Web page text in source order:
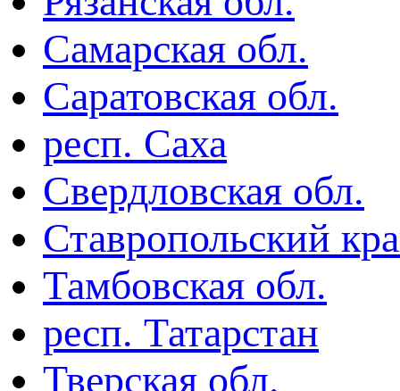
Самарская обл.
Саратовская обл.
респ. Саха
Свердловская обл.
Ставропольский
Тамбовская обл.
респ. Татарстан
Тверская обл.